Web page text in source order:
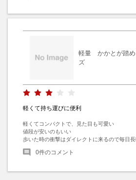
軽量 かかとが踏め
ズ
軽くて持ち運びに便利
軽くてコンパクトで、見た目も可愛い
値段が安いのもいい
歩いた時の衝撃はダイレクトに来るので毎日
0件のコメント